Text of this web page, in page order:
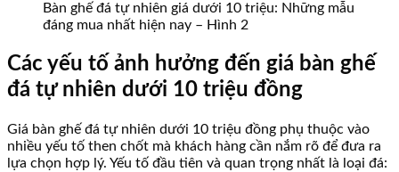
Bàn ghế đá tự nhiên giá dưới 10 triệu: Những mẫu
đáng mua nhất hiện nay – Hình 2
Các yếu tố ảnh hưởng đến giá bàn ghế
đá tự nhiên dưới 10 triệu đồng
Giá bàn ghế đá tự nhiên dưới 10 triệu đồng phụ thuộc vào
nhiều yếu tố then chốt mà khách hàng cần nắm rõ để đưa ra
lựa chọn hợp lý. Yếu tố đầu tiên và quan trọng nhất là loại đá: